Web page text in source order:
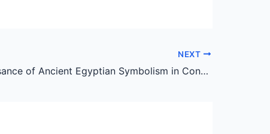
NEXT
The Renaissance of Ancient Egyptian Symbolism in Contemporary Digital Art